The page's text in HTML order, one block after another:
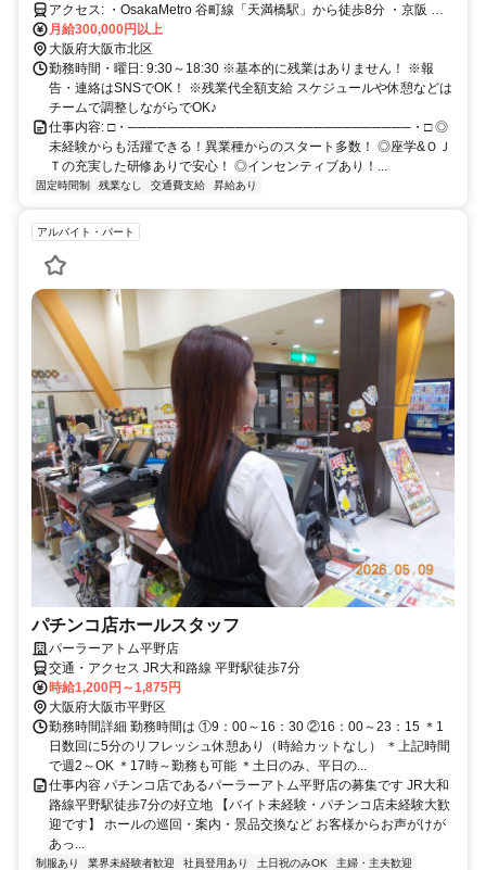
アクセス: ・OsakaMetro 谷町線「天満橋駅」から徒歩8分 ・京阪 中
之島線「天満橋駅」から徒歩8分 ・JR東西線「大阪天満宮駅」から徒
歩13分 ・OsakaMetro 堺筋線「南森町駅」から徒歩14分 アクセス抜
群です！
月給300,000円以上
大阪府大阪市北区
勤務時間・曜日: 9:30～18:30 ※基本的に残業はありません！ ※報
告・連絡はSNSでOK！ ※残業代全額支給 スケジュールや休憩などは
チームで調整しながらでOK♪
仕事内容: □・─────────────────────────────・□ ◎
未経験からも活躍できる！異業種からのスタート多数！ ◎座学&ＯＪ
Ｔの充実した研修ありで安心！ ◎インセンティブあり！...
固定時間制 残業なし 交通費支給 昇給あり
アルバイト・パート
パチンコ店ホールスタッフ
パーラーアトム平野店
交通・アクセス JR大和路線 平野駅徒歩7分
時給1,200円～1,875円
大阪府大阪市平野区
勤務時間詳細 勤務時間は ①9：00～16：30 ②16：00～23：15 ＊1
日数回に5分のリフレッシュ休憩あり（時給カットなし） ＊上記時間
で週2～OK ＊17時～勤務も可能 ＊土日のみ、平日の...
仕事内容 パチンコ店であるパーラーアトム平野店の募集です JR大和
路線平野駅徒歩7分の好立地 【バイト未経験・パチンコ店未経験大歓
迎です】 ホールの巡回・案内・景品交換など お客様からお声がけが
あっ...
制服あり 業界未経験者歓迎 社員登用あり 土日祝のみOK
主婦・主夫歓迎